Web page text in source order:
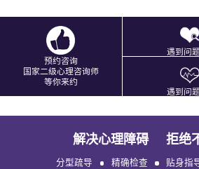
预约咨询
国家二级心理咨询师
等你来约
遇到问
遇到问
解决心理障碍 拒绝
分型疏导 精确检查 贴身指